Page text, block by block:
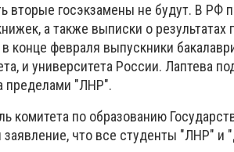
вторые госэкзамены не будут. В РФ
а также выписки о результатах
конце февраля выпускники
и университета России. Лаптева
пределами "ЛНР".
комитета по образованию
что все студенты "ЛНР" и